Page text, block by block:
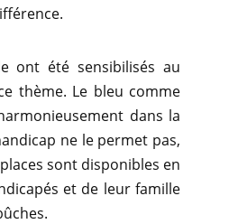
ont été sensibilisés au
thème. Le bleu comme
dans la
ne le permet pas,
sont disponibles en
et de leur famille